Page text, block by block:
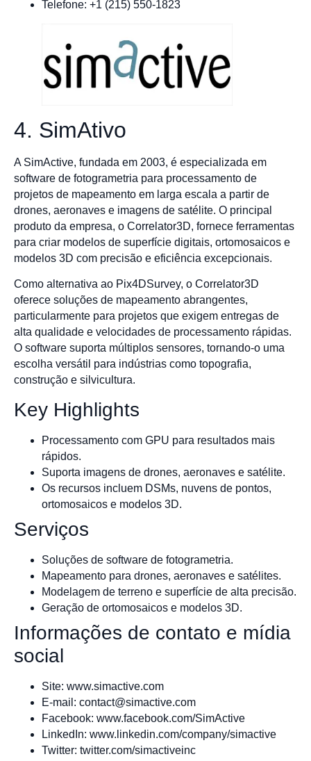
Telefone: +1 (215) 550-1823
4. SimAtivo
A SimActive, fundada em 2003, é especializada em
software de fotogrametria para processamento de
projetos de mapeamento em larga escala a partir de
drones, aeronaves e imagens de satélite. O principal
produto da empresa, o Correlator3D, fornece ferramentas
para criar modelos de superfície digitais, ortomosaicos e
modelos 3D com precisão e eficiência excepcionais.
Como alternativa ao Pix4DSurvey, o Correlator3D
oferece soluções de mapeamento abrangentes,
particularmente para projetos que exigem entregas de
alta qualidade e velocidades de processamento rápidas.
O software suporta múltiplos sensores, tornando-o uma
escolha versátil para indústrias como topografia,
construção e silvicultura.
Key Highlights
Processamento com GPU para resultados mais
rápidos.
Suporta imagens de drones, aeronaves e satélite.
Os recursos incluem DSMs, nuvens de pontos,
ortomosaicos e modelos 3D.
Serviços
Soluções de software de fotogrametria.
Mapeamento para drones, aeronaves e satélites.
Modelagem de terreno e superfície de alta precisão.
Geração de ortomosaicos e modelos 3D.
Informações de contato e mídia
social
Site: www.simactive.com
E-mail: contact@simactive.com
Facebook: www.facebook.com/SimActive
LinkedIn: www.linkedin.com/company/simactive
Twitter: twitter.com/simactiveinc